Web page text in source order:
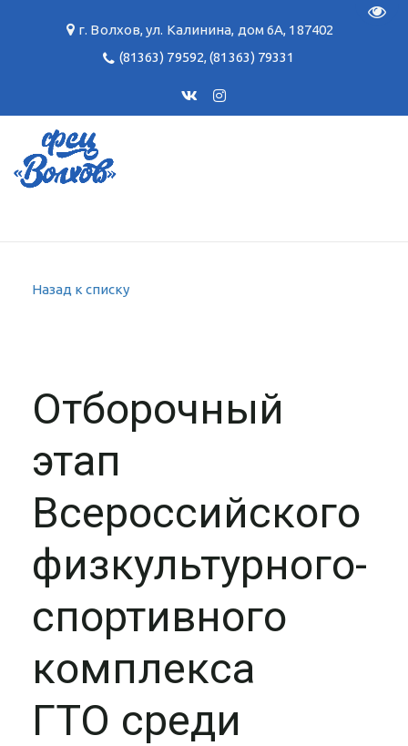
г. Волхов,ул. Калинина, дом 6А, 187402
(81363) 79592,(81363) 79331
Назад к списку
Отборочный
этап
Всероссийского
физкультурного-
спортивного
комплекса
ГТО среди